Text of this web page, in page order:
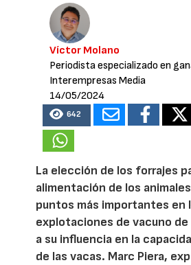
Víctor Molano
Periodista especializado en
Interempresas Media
14/05/2024
642
La elección de los forrajes
alimentación de los
puntos más importantes en
explotaciones de vacuno
a su influencia en la
de las vacas. Marc Piera,